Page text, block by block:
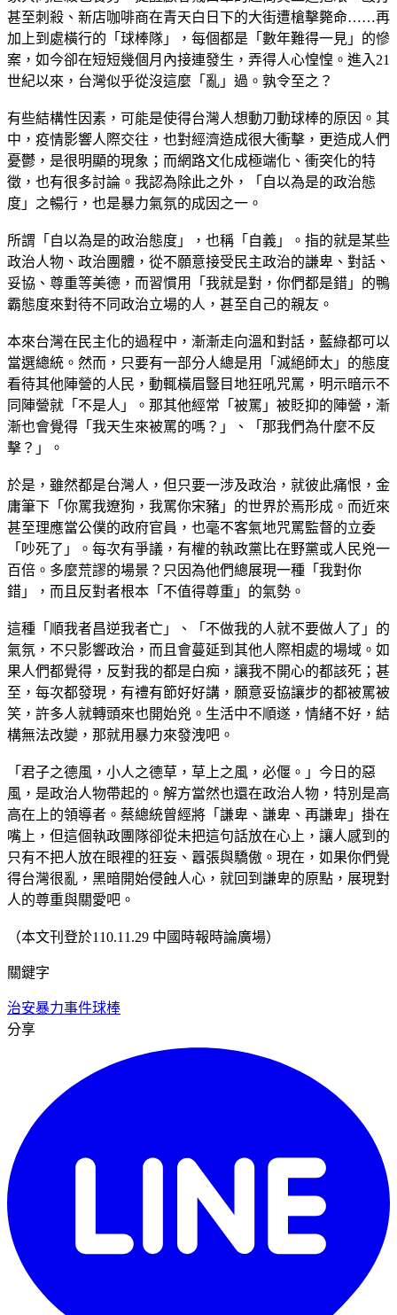
甚至刺殺、新店咖啡商在青天白日下的大街遭槍擊斃命……再
加上到處橫行的「球棒隊」，每個都是「數年難得一見」的慘
案，如今卻在短短幾個月內接連發生，弄得人心惶惶。進入21
世紀以來，台灣似乎從沒這麼「亂」過。孰令至之？
有些結構性因素，可能是使得台灣人想動刀動球棒的原因。其
中，疫情影響人際交往，也對經濟造成很大衝擊，更造成人們
憂鬱，是很明顯的現象；而網路文化成極端化、衝突化的特
徵，也有很多討論。我認為除此之外，「自以為是的政治態
度」之暢行，也是暴力氣氛的成因之一。
所謂「自以為是的政治態度」，也稱「自義」。指的就是某些
政治人物、政治團體，從不願意接受民主政治的謙卑、對話、
妥協、尊重等美德，而習慣用「我就是對，你們都是錯」的鴨
霸態度來對待不同政治立場的人，甚至自己的親友。
本來台灣在民主化的過程中，漸漸走向溫和對話，藍綠都可以
當選總統。然而，只要有一部分人總是用「滅絕師太」的態度
看待其他陣營的人民，動輒橫眉豎目地狂吼咒罵，明示暗示不
同陣營就「不是人」。那其他經常「被罵」被貶抑的陣營，漸
漸也會覺得「我天生來被罵的嗎？」、「那我們為什麼不反
擊？」。
於是，雖然都是台灣人，但只要一涉及政治，就彼此痛恨，金
庸筆下「你罵我遼狗，我罵你宋豬」的世界於焉形成。而近來
甚至理應當公僕的政府官員，也毫不客氣地咒罵監督的立委
「吵死了」。每次有爭議，有權的執政黨比在野黨或人民兇一
百倍。多麼荒謬的場景？只因為他們總展現一種「我對你
錯」，而且反對者根本「不值得尊重」的氣勢。
這種「順我者昌逆我者亡」、「不做我的人就不要做人了」的
氣氛，不只影響政治，而且會蔓延到其他人際相處的場域。如
果人們都覺得，反對我的都是白痴，讓我不開心的都該死；甚
至，每次都發現，有禮有節好好講，願意妥協讓步的都被罵被
笑，許多人就轉頭來也開始兇。生活中不順遂，情緒不好，結
構無法改變，那就用暴力來發洩吧。
「君子之德風，小人之德草，草上之風，必偃。」今日的惡
風，是政治人物帶起的。解方當然也還在政治人物，特別是高
高在上的領導者。蔡總統曾經將「謙卑、謙卑、再謙卑」掛在
嘴上，但這個執政團隊卻從未把這句話放在心上，讓人感到的
只有不把人放在眼裡的狂妄、囂張與驕傲。現在，如果你們覺
得台灣很亂，黑暗開始侵蝕人心，就回到謙卑的原點，展現對
人的尊重與關愛吧。
（本文刊登於110.11.29 中國時報時論廣場）
關鍵字
治安暴力事件球棒
分享